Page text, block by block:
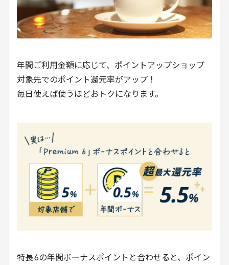
年間ご利用金額に応じて、ポイントアップショップ
対象先でのポイント還元率がアップ！
毎日使えば使うほどおトクになります。
特長6の年間ボーナスポイントと合わせると、ポイン